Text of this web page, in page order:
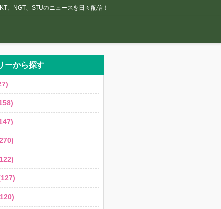
、NGT、STUのニュースを日々配信！
ーから探す